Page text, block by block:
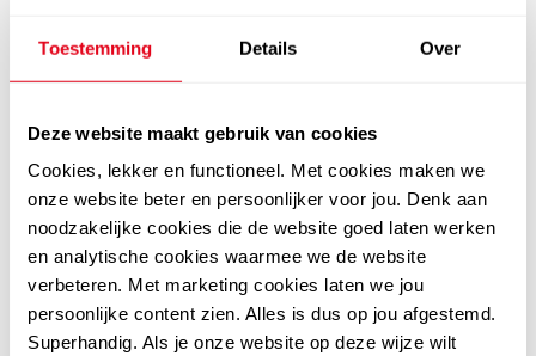
Toestemming Details Over
Deze website maakt gebruik van cookies
Cookies, lekker en functioneel. Met cookies maken we
onze website beter en persoonlijker voor jou. Denk aan
noodzakelijke cookies die de website goed laten werken
en analytische cookies waarmee we de website
verbeteren. Met marketing cookies laten we jou
persoonlijke content zien. Alles is dus op jou afgestemd.
Superhandig. Als je onze website op deze wijze wilt